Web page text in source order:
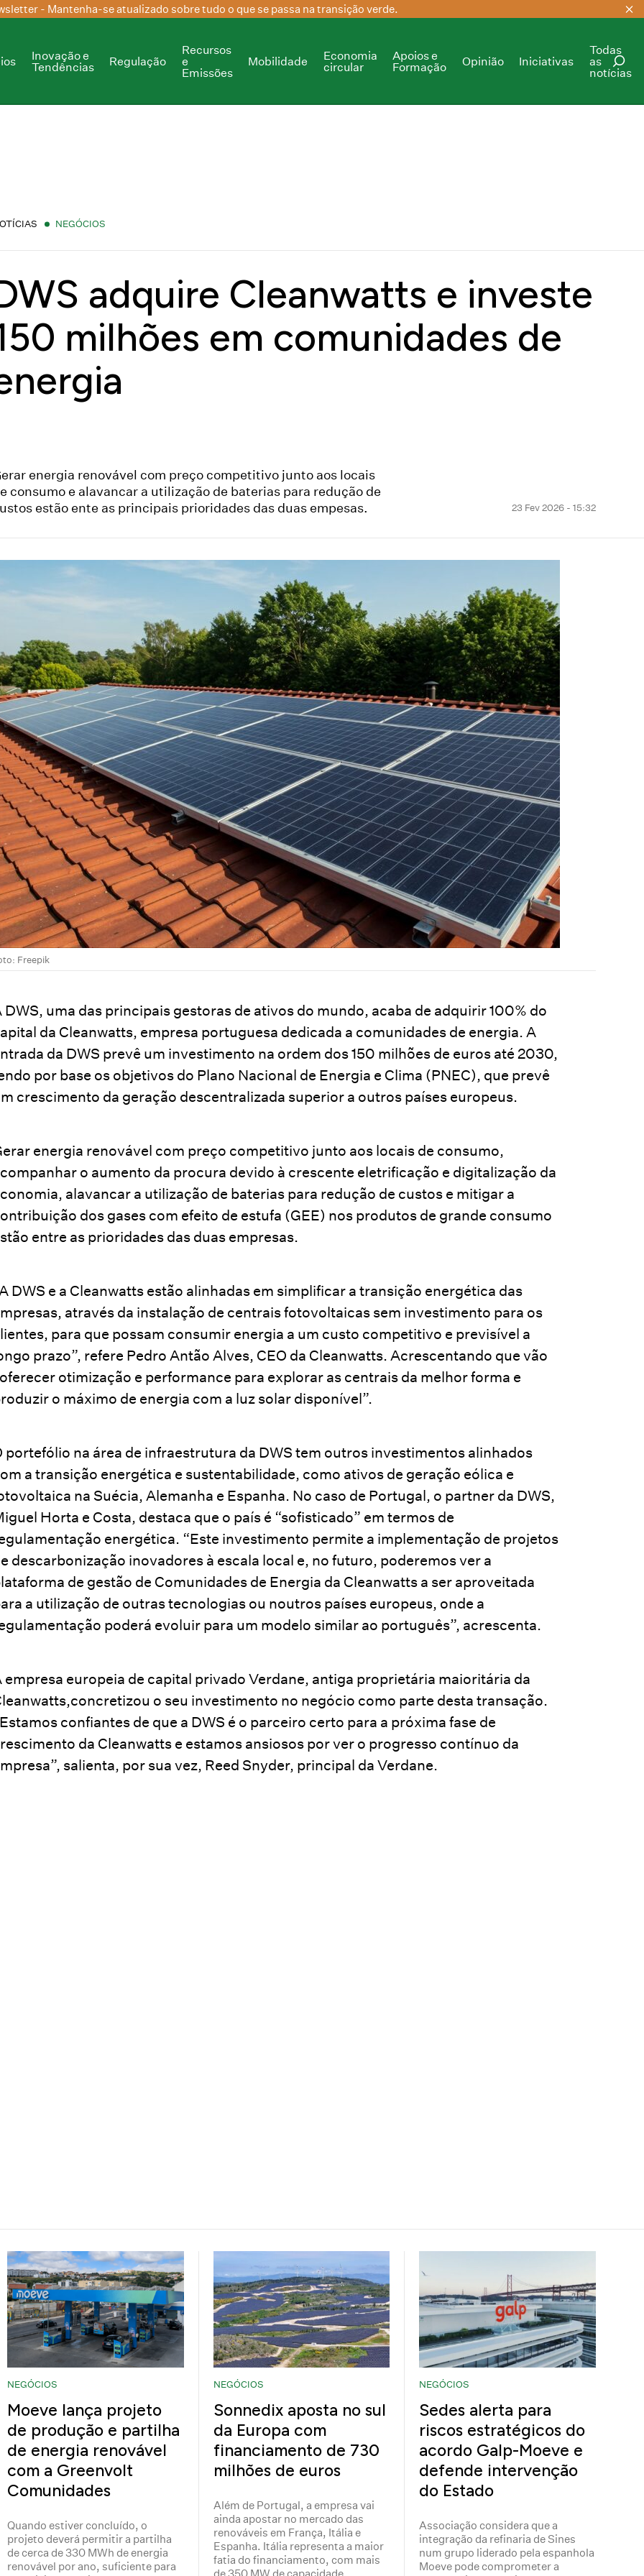
- Mantenha-se atualizado sobre tudo o que se passa na transição verde.
Inovação e
Tendências
Regulação
Recursos
e
Emissões
Mobilidade
Economia
circular
Apoios e
Formação
Opinião Iniciativas
Todas
as
notícias
NEGÓCIOS
adquire Cleanwatts e investe
milhões em comunidades de
energia renovável com preço competitivo junto aos locais
consumo e alavancar a utilização de baterias para redução de
estão ente as principais prioridades das duas empesas.
23 Fev 2026 - 15:32
Freepik
DWS, uma das principais gestoras de ativos do mundo, acaba de adquirir 100% do
da Cleanwatts, empresa portuguesa dedicada a comunidades de energia. A
da DWS prevê um investimento na ordem dos 150 milhões de euros até 2030,
por base os objetivos do Plano Nacional de Energia e Clima (PNEC), que prevê
crescimento da geração descentralizada superior a outros países europeus.
energia renovável com preço competitivo junto aos locais de consumo,
o aumento da procura devido à crescente eletrificação e digitalização da
alavancar a utilização de baterias para redução de custos e mitigar a
dos gases com efeito de estufa (GEE) nos produtos de grande consumo
entre as prioridades das duas empresas.
DWS e a Cleanwatts estão alinhadas em simplificar a transição energética das
através da instalação de centrais fotovoltaicas sem investimento para os
para que possam consumir energia a um custo competitivo e previsível a
prazo”, refere Pedro Antão Alves, CEO da Cleanwatts. Acrescentando que vão
otimização e performance para explorar as centrais da melhor forma e
o máximo de energia com a luz solar disponível”.
portefólio na área de infraestrutura da DWS tem outros investimentos alinhados
a transição energética e sustentabilidade, como ativos de geração eólica e
na Suécia, Alemanha e Espanha. No caso de Portugal, o partner da DWS,
Horta e Costa, destaca que o país é “sofisticado” em termos de
energética. “Este investimento permite a implementação de projetos
descarbonização inovadores à escala local e, no futuro, poderemos ver a
de gestão de Comunidades de Energia da Cleanwatts a ser aproveitada
a utilização de outras tecnologias ou noutros países europeus, onde a
poderá evoluir para um modelo similar ao português”, acrescenta.
empresa europeia de capital privado Verdane, antiga proprietária maioritária da
o seu investimento no negócio como parte desta transação.
confiantes de que a DWS é o parceiro certo para a próxima fase de
da Cleanwatts e estamos ansiosos por ver o progresso contínuo da
salienta, por sua vez, Reed Snyder, principal da Verdane.
NEGÓCIOS
Moeve lança projeto
de produção e partilha
de energia renovável
com a Greenvolt
Comunidades
Quando estiver concluído, o
projeto deverá permitir a partilha
de cerca de 330 MWh de energia
renovável por ano, suficiente para
NEGÓCIOS
Sonnedix aposta no sul
da Europa com
financiamento de 730
milhões de euros
Além de Portugal, a empresa vai
ainda apostar no mercado das
renováveis em França, Itália e
Espanha. Itália representa a maior
fatia do financiamento, com mais
de 350 MW de capacidade.
NEGÓCIOS
Sedes alerta para
riscos estratégicos do
acordo Galp-Moeve e
defende intervenção
do Estado
Associação considera que a
integração da refinaria de Sines
num grupo liderado pela espanhola
Moeve pode comprometer a